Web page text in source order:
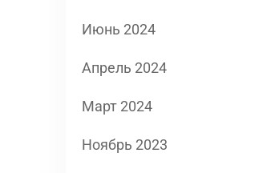
Июнь 2024
Апрель 2024
Март 2024
Ноябрь 2023